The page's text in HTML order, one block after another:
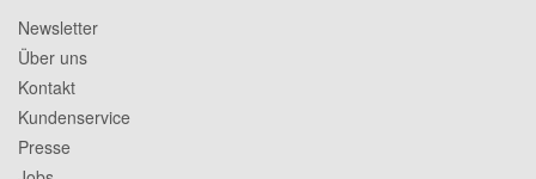
Newsletter
Über uns
Kontakt
Kundenservice
Presse